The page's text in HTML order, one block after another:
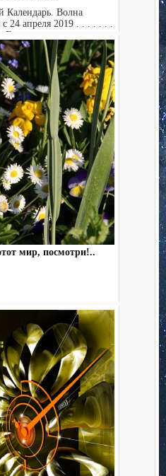
Календарь. Волна
24 апреля 2019 . . . . . . .
. . Гал...
мир, посмотри!..